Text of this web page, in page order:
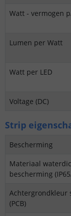
Watt - vermogen
Lumen per Watt
Watt per LED
Voltage (DC)
Strip
Bescherming
Materiaal
bescherming
Achtergrondkleur
(PCB)